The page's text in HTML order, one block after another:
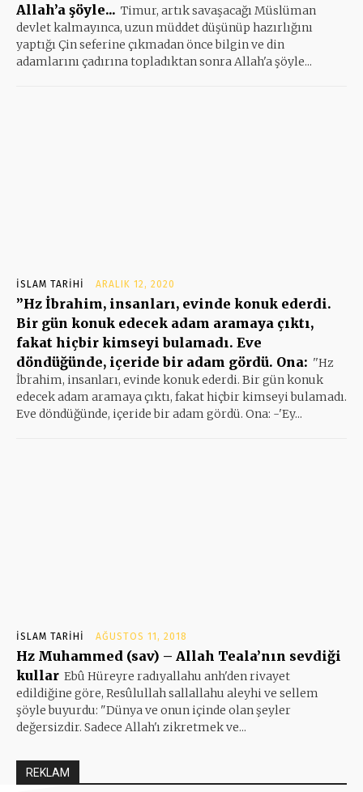
Allah’a şöyle... Timur, artık savaşacağı Müslüman
devlet kalmayınca, uzun müddet düşünüp hazırlığını
yaptığı Çin seferine çıkmadan önce bilgin ve din
adamlarını çadırına topladıktan sonra Allah'a şöyle...
İSLAM TARIHI ARALIK 12, 2020
”Hz İbrahim, insanları, evinde konuk ederdi.
Bir gün konuk edecek adam aramaya çıktı,
fakat hiçbir kimseyi bulamadı. Eve
döndüğünde, içeride bir adam gördü. Ona: ''Hz
İbrahim, insanları, evinde konuk ederdi. Bir gün konuk
edecek adam aramaya çıktı, fakat hiçbir kimseyi bulamadı.
Eve döndüğünde, içeride bir adam gördü. Ona: -'Ey...
İSLAM TARIHI AĞUSTOS 11, 2018
Hz Muhammed (sav) – Allah Teala’nın sevdiği
kullar Ebû Hüreyre radıyallahu anh'den rivayet
edildiğine göre, Resûlullah sallallahu aleyhi ve sellem
şöyle buyurdu: "Dünya ve onun içinde olan şeyler
değersizdir. Sadece Allah'ı zikretmek ve...
REKLAM